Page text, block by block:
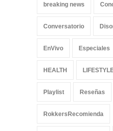
breaking news
Conversatorio
EnVivo Especiales
HEALTH
Playlist Reseñas
RokkersRecomienda